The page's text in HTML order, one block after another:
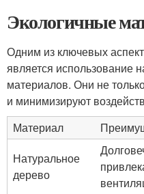
Экологичные
Одним из ключевых
является использование
материалов. Они не
и минимизируют
Материал
Натуральное
дерево